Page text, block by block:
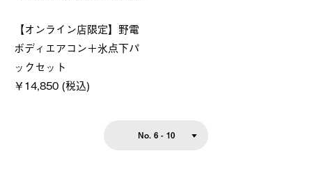
【オンライン店限定】野電
ボディエアコン＋氷点下パ
ックセット
￥14,850 (税込)
No. 6 - 10